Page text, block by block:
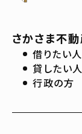
さかさま不
借りたい人
貸したい人
行政の方